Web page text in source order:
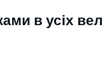
в усіх